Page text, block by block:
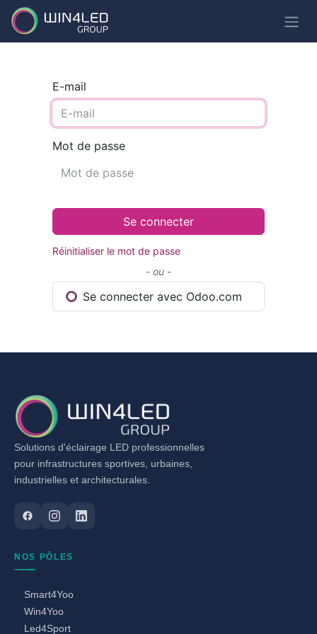
E-mail
Mot de passe
Se connecter
Réinitialiser le mot de passe
- ou -
Se connecter avec Odoo.com
Solutions d'éclairage LED professionnelles
pour infrastructures sportives, urbaines,
industrielles et architecturales.
NOS PÔLES
Smart4Yoo
Win4Yoo
Led4Sport